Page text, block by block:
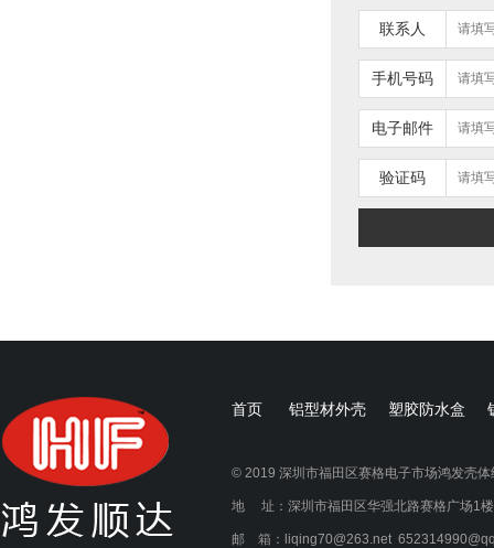
联系人
手机号码
电子邮件
验证码
首页 铝型材外壳 塑胶防水盒
© 2019 深圳市福田区赛格电子市场鸿发壳
地 址：深圳市福田区华强北路赛格广场1
邮 箱：liqing70@263.net